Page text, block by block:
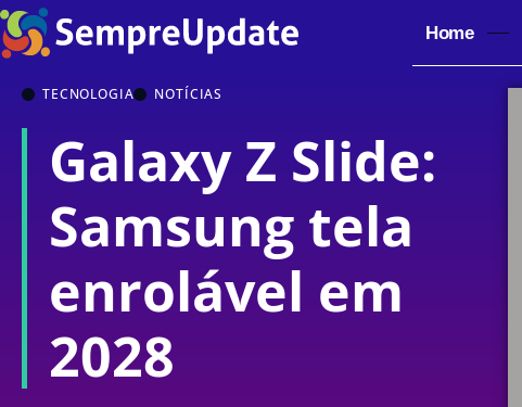
Home
TECNOLOGIA NOTÍCIAS
Galaxy Z Slide:
Samsung tela
enrolável em
2028